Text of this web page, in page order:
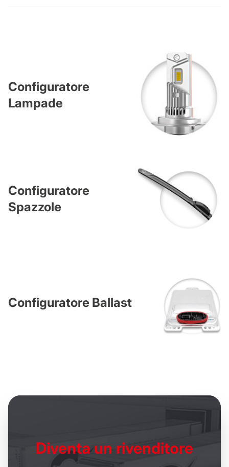
Configuratore
Lampade
Configuratore
Spazzole
Configuratore Ballast
Diventa un rivenditore